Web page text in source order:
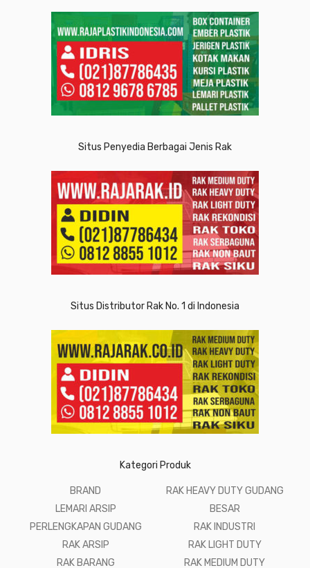
Situs Penyedia Berbagai Jenis Rak
Situs Distributor Rak No. 1 di Indonesia
Kategori Produk
BRAND
LEMARI ARSIP
PERLENGKAPAN GUDANG
RAK ARSIP
RAK BARANG
RAK HEAVY DUTY GUDANG
BESAR
RAK INDUSTRI
RAK LIGHT DUTY
RAK MEDIUM DUTY